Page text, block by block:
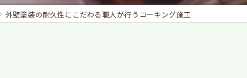
外壁塗装の耐久性にこだわる職人が行うコーキング施工